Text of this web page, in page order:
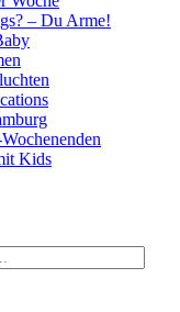
– Du Arme!
Kids